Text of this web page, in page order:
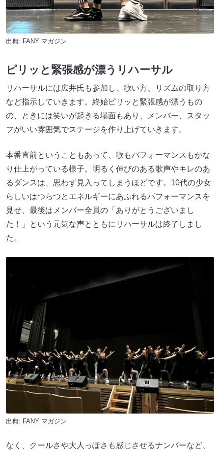
出典: FANY マガジン
ピリッと緊張感が漂うリハーサル
リハーサルには広井氏も参加し、歌い方、リズムの取り方
など指示していきます。終始ピリッと緊張感が漂うもの
の、ときには笑いが起きる場面もあり、メンバー、スタッ
フがいい雰囲気でステージを作り上げていきます。
本番直前ということもあって、歌もパフォーマンスもかな
り仕上がっている様子。明るく伸びのある歌声やキレのあ
るダンスは、思わず見入ってしまうほどです。10代の少女
らしいはつらつとエネルギーにあふれるパフォーマンスを
見せ、最後はメンバー全員の「ありがとうございまし
た！」という元気な声とともにリハーサルは終了しまし
た。
出典: FANY マガジン
なく、クールさや大人っぽさも感じさせるナンバーなど、